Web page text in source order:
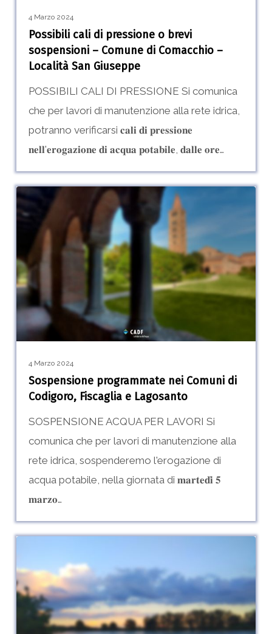
4 Marzo 2024
Possibili cali di pressione o brevi
sospensioni – Comune di Comacchio –
Località San Giuseppe
POSSIBILI CALI DI PRESSIONE Si comunica
che per lavori di manutenzione alla rete idrica,
potranno verificarsi 𝐜𝐚𝐥𝐢 𝐝𝐢 𝐩𝐫𝐞𝐬𝐬𝐢𝐨𝐧𝐞
𝐧𝐞𝐥𝐥'𝐞𝐫𝐨𝐠𝐚𝐳𝐢𝐨𝐧𝐞 𝐝𝐢 𝐚𝐜𝐪𝐮𝐚 𝐩𝐨𝐭𝐚𝐛𝐢𝐥𝐞, 𝐝𝐚𝐥𝐥𝐞 𝐨𝐫𝐞…
Sospensione
programmate
Comuni
di
Codigoro,
Fiscaglia
e
4 Marzo 2024
Sospensione programmate nei Comuni di
Codigoro, Fiscaglia e Lagosanto
SOSPENSIONE ACQUA PER LAVORI Si
comunica che per lavori di manutenzione alla
rete idrica, sospenderemo l'erogazione di
acqua potabile, nella giornata di 𝐦𝐚𝐫𝐭𝐞𝐝𝐢̀ 𝟓
𝐦𝐚𝐫𝐳𝐨…
programmata
–
Comune